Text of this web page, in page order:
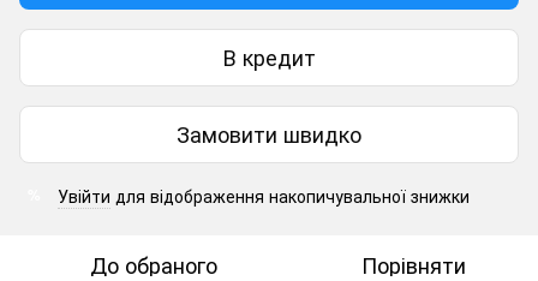
В кредит
Замовити швидко
Увійти для відображення накопичувальної знижки
До обраного Порівняти